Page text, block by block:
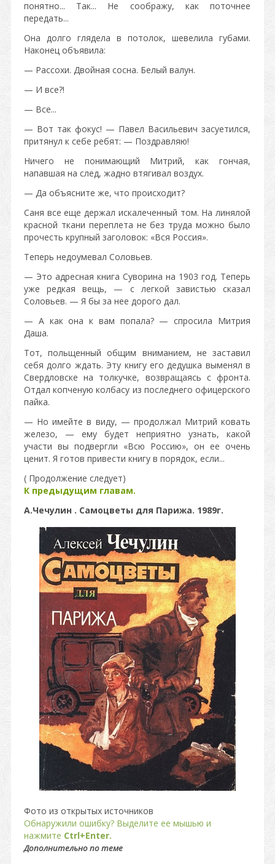
понятно... Так... Не соображу, как поточнее
передать...
Она долго глядела в потолок, шевелила губами.
Наконец объявила:
— Рассохи. Двойная сосна. Белый валун.
— И все?!
— Все...
— Вот так фокус! — Павел Васильевич засуетился,
притянул к себе ребят: — Поздравляю!
Ничего не понимающий Митрий, как гончая,
напавшая на след, жадно втягивал воздух.
— Да объясните же, что происходит?
Саня все еще держал искалеченный том. На линялой
красной ткани переплета не без труда можно было
прочесть крупный заголовок: «Вся Россия».
Теперь недоумевал Соловьев.
— Это адресная книга Суворина на 1903 год. Теперь
уже редкая вещь, — с легкой завистью сказал
Соловьев. — Я бы за нее дорого дал.
— А как она к вам попала? — спросила Митрия
Даша.
Тот, польщенный общим вниманием, не заставил
себя долго ждать. Эту книгу его дедушка выменял в
Свердловске на толкучке, возвращаясь с фронта.
Отдал копченую колбасу из последнего офицерского
пайка.
— Но имейте в виду, — продолжал Митрий ковать
железо, — ему будет неприятно узнать, какой
участи вы подвергли «Всю Россию», он ее очень
ценит. Я готов привести книгу в порядок, если...
( Продолжение следует)
К предыдущим главам.
А.Чечулин . Самоцветы для Парижа. 1989г.
Фото из открытых источников
Обнаружили ошибку? Выделите ее мышью и
нажмите Ctrl+Enter.
Дополнительно по теме